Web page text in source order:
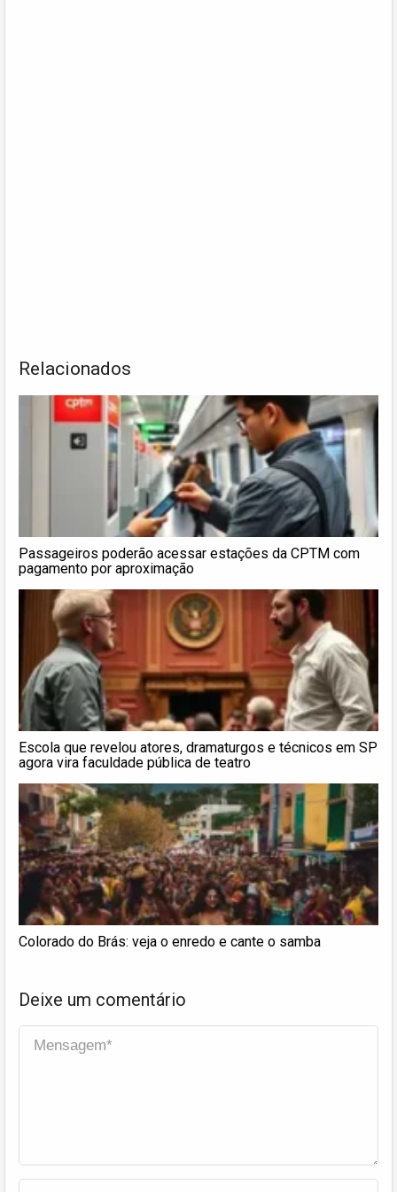
Relacionados
Passageiros poderão acessar estações da CPTM com
pagamento por aproximação
Escola que revelou atores, dramaturgos e técnicos em SP
agora vira faculdade pública de teatro
Colorado do Brás: veja o enredo e cante o samba
Deixe um comentário